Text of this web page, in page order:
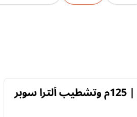
شقة مفروشة للبيع في مدكور – الهرم | 125م وتشطيب ألترا سوبر